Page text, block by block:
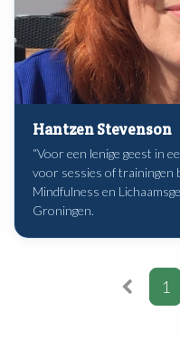
Hantzen Stevenson
“Voor een lenige geest in
voor sessies of trainingen
Mindfulness en
Groningen.
1